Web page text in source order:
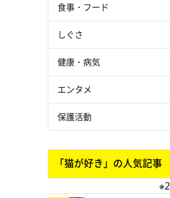
食事・フード
しぐさ
健康・病気
エンタメ
保護活動
「猫が好き」の人気記事